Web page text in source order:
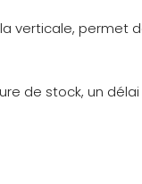
verticale, permet
de stock, un